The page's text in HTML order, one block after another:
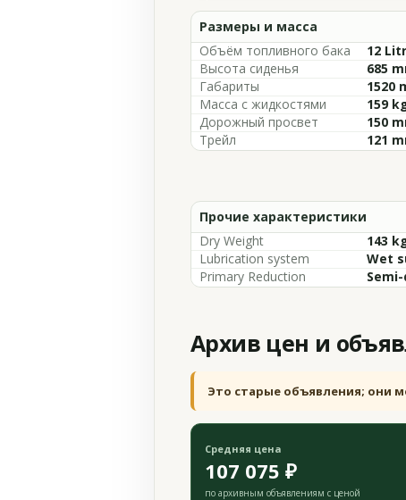
Размеры и масса
Объём топливного бака
12
Высота сиденья
685
Габариты
1520
Масса с жидкостями
159
Дорожный просвет
150
Трейл
121
Прочие характеристики
Dry Weight
143
Lubrication system
Wet
Primary Reduction
Архив цен и
Это старые объявления; они
Средняя цена
107 075 ₽
по архивным объявлениям с ценой